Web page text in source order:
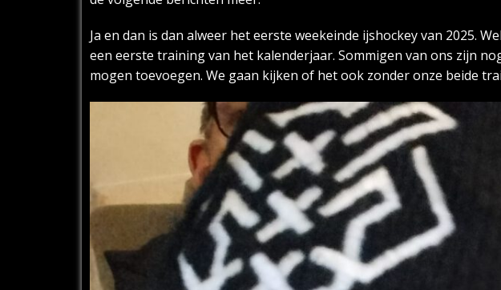
Ja en dan is dan alweer het eerste weekeinde ijshockey van 2025.
een eerste training van het kalenderjaar. Sommigen van ons zijn
mogen toevoegen. We gaan kijken of het ook zonder onze beide